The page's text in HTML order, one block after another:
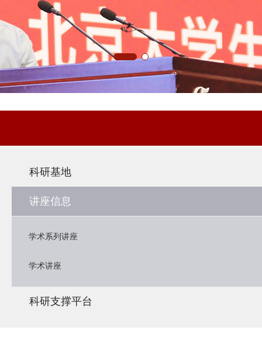
科研基地
讲座信息
学术系列讲座
学术讲座
科研支撑平台